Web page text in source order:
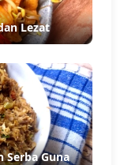
Lezat
Serba Guna